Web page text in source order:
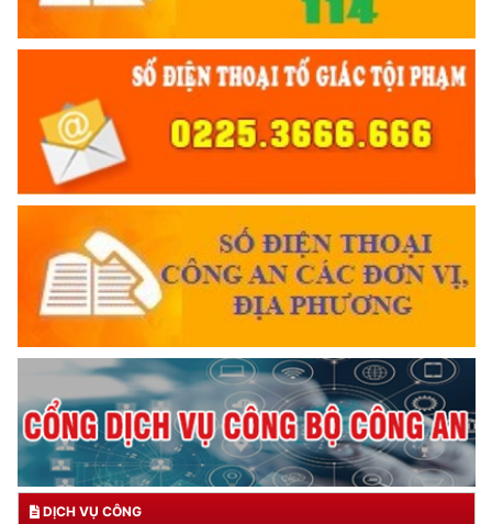
TẬN TỤY
Đối với địch, phải
CƯƠNG QUYẾT, KHÔN KHÉO
Trích thư Chủ tịch Hồ Chí Minh
ngày 11 tháng 3 năm 1948.